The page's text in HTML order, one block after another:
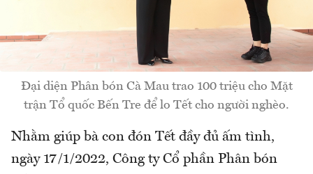
Đại diện Phân bón Cà Mau trao 100 triệu cho Mặt
trận Tổ quốc Bến Tre để lo Tết cho người nghèo.
Nhằm giúp bà con đón Tết đầy đủ ấm tình,
ngày 17/1/2022, Công ty Cổ phần Phân bón